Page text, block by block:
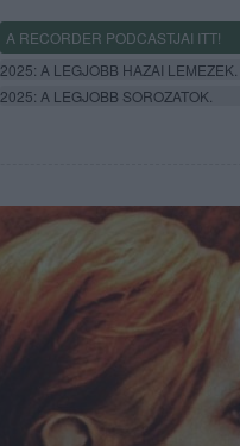
A RECORDER PODCASTJAI ITT!
2025: A LEGJOBB HAZAI LEMEZEK.
2025: A LEGJOBB SOROZATOK.